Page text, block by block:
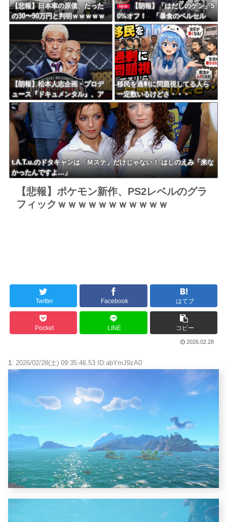
【悲報】日本車の原価、たった
の30〜90万円と判明ｗｗｗｗｗ
ｗｗｗｗｗｗ
NEW
【朗報】「はだしのゲン」5
0%オフ！ 「暴食のベルセル
ク」14巻無料ｗｗｗｗｗｗ
【朗報】松本人志企画・プロデ
ュース『ドキュメンタル』、ア
メリカで初の制作が決定！ 海
外タイトル『LOL』として世界2
5ヶ国・地域で展開
移民を過剰に問題視してる人ら
一定数いるけどさ・・・
t.A.T.u.のドタキャンは「Ｍステ」だけじゃない！ はしのえみ「来な
かったんですよ…」
【悲報】ポケモン新作、PS2レベルのグラ
フィックｗｗｗｗｗｗｗｗｗｗｗ
Twitter Facebook はてブ
Pocket LINE コピー
2026.02.28
1: 2026/02/28(土) 09:35:46.53 ID:abYmJ9zA0